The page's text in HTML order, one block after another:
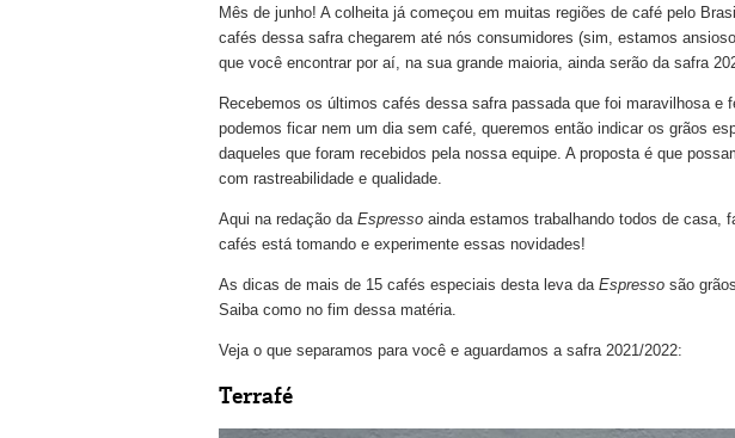
Mês de junho! A colheita já começou em muitas regiões de café pelo
cafés dessa safra chegarem até nós consumidores (sim, estamos
que você encontrar por aí, na sua grande maioria, ainda serão da safra
Recebemos os últimos cafés dessa safra passada que foi maravilhosa e
podemos ficar nem um dia sem café, queremos então indicar os grãos
daqueles que foram recebidos pela nossa equipe. A proposta é que
com rastreabilidade e qualidade.
Aqui na redação daEspresso ainda estamos trabalhando todos de casa,
cafés está tomando e experimente essas novidades!
As dicas de mais de 15 cafés especiais desta leva da Espresso são
Saiba como no fim dessa matéria.
Veja o que separamos para você e aguardamos a safra 2021/2022:
Terrafé